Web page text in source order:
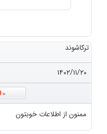
ترکاشوند
۱۴۰۲/۱۱/۲۰
0
ممنون از اطلاعات خوبتون